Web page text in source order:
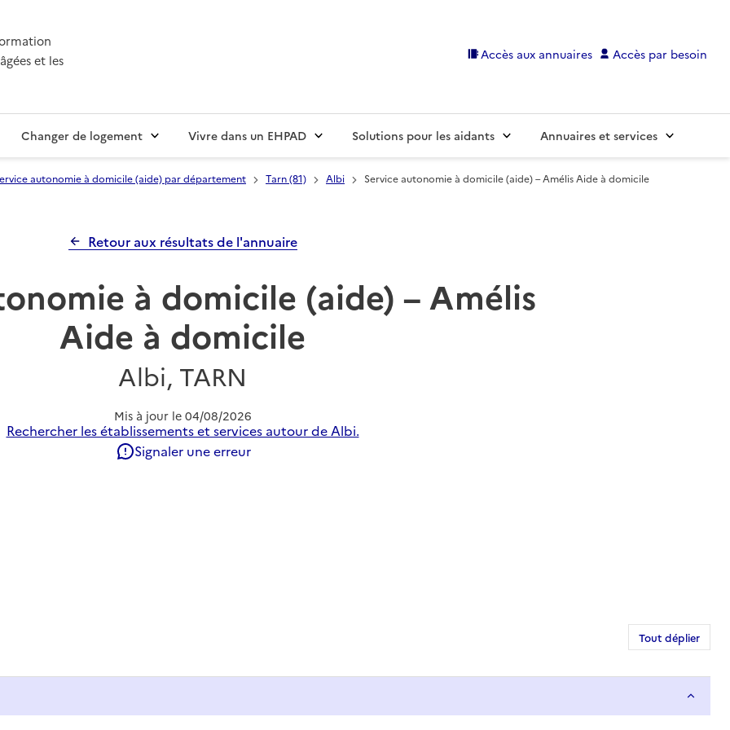
et les
Accès aux annuaires Accès par besoin
Changer de logement Vivre dans un EHPAD Solutions pour les aidants Annuaires et services
autonomie à domicile (aide) par département Tarn (81) Albi Service autonomie à domicile (aide) – Amélis Aide à domicile
Retour aux résultats de l'annuaire
à domicile (aide) – Amélis
Aide à domicile
Albi, TARN
Mis à jour le 04/08/2026
Rechercher les établissements et services autour de Albi.
Signaler une erreur
Tout déplier